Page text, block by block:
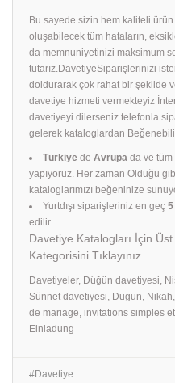
Bu sayede sizin hem kaliteli
oluşabilecek tüm hataların,
da memnuniyetinizi maksimum
tutarız.DavetiyeSiparişlerinizi
doldurarak çok rahat bir şekilde
davetiye hizmeti vermekteyiz
davetiyeyi dilerseniz telefonla
gelerek kataloglardan
Türkiye de Avrupa da ve tüm
yapıyoruz. Her zaman Olduğu
kataloglarımızı beğeninize
Yurtdışı siparişleriniz en geç 5
edilir
Davetiye Katalogları İçin
Kategorisini Tıklayınız.
Davetiyeler, Düğün davetiyesi,
Sünnet davetiyesi, Dugun,
de mariage, invitations simples
Einladung
Davetiye